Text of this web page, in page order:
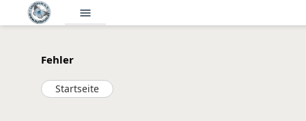
menu
Fehler
Startseite